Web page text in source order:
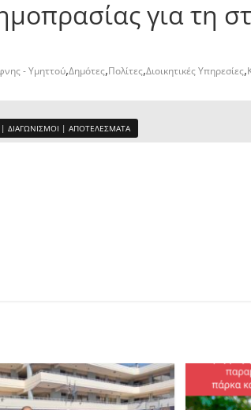
για τη
- Υμηττού,Δημότες,Πολίτες,Διοικητικές Υπηρεσίες,
ΔΙΑΓΩΝΙΣΜΟΙ | ΑΠΟΤΕΛΕΣΜΑΤΑ